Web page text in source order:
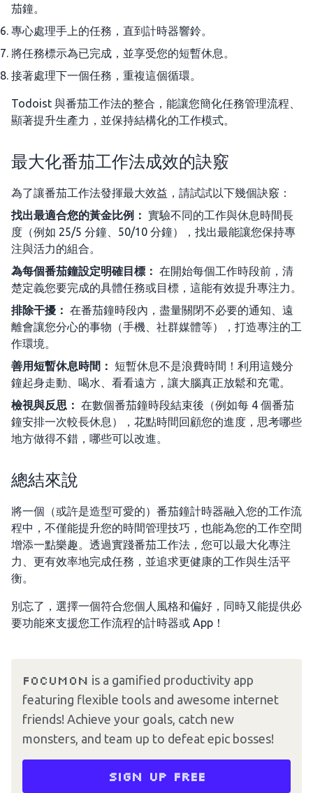
茄鐘。
專心處理手上的任務，直到計時器響鈴。
將任務標示為已完成，並享受您的短暫休息。
接著處理下一個任務，重複這個循環。
Todoist 與番茄工作法的整合，能讓您簡化任務管理流程、
顯著提升生產力，並保持結構化的工作模式。
最大化番茄工作法成效的訣竅
為了讓番茄工作法發揮最大效益，請試試以下幾個訣竅：
找出最適合您的黃金比例： 實驗不同的工作與休息時間長
度（例如 25/5 分鐘、50/10 分鐘），找出最能讓您保持專
注與活力的組合。
為每個番茄鐘設定明確目標： 在開始每個工作時段前，清
楚定義您要完成的具體任務或目標，這能有效提升專注力。
排除干擾： 在番茄鐘時段內，盡量關閉不必要的通知、遠
離會讓您分心的事物（手機、社群媒體等），打造專注的工
作環境。
善用短暫休息時間： 短暫休息不是浪費時間！利用這幾分
鐘起身走動、喝水、看看遠方，讓大腦真正放鬆和充電。
檢視與反思： 在數個番茄鐘時段結束後（例如每 4 個番茄
鐘安排一次較長休息），花點時間回顧您的進度，思考哪些
地方做得不錯，哪些可以改進。
總結來說
將一個（或許是造型可愛的）番茄鐘計時器融入您的工作流
程中，不僅能提升您的時間管理技巧，也能為您的工作空間
增添一點樂趣。透過實踐番茄工作法，您可以最大化專注
力、更有效率地完成任務，並追求更健康的工作與生活平
衡。
別忘了，選擇一個符合您個人風格和偏好，同時又能提供必
要功能來支援您工作流程的計時器或 App！
Focumon is a gamified productivity app
featuring flexible tools and awesome internet
friends! Achieve your goals, catch new
monsters, and team up to defeat epic bosses!
Sign up free